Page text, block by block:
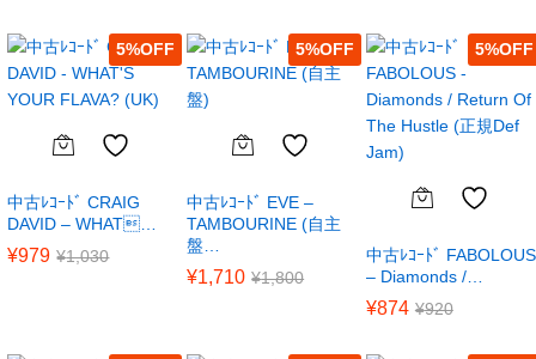
5%
中古ﾚｺｰﾄﾞ CRAIG
DAVID – WHAT…
¥979 ¥1,030
5%
中古ﾚｺｰﾄﾞ EVE –
TAMBOURINE (自主
盤…
¥1,710 ¥1,800
5%
中古ﾚｺｰﾄﾞ FABOLOUS
– Diamonds /…
¥874 ¥920